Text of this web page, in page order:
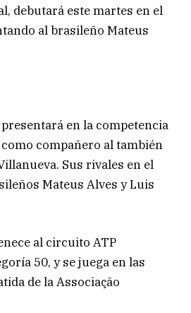
debutará este martes en el
al brasileño Mateus
en la competencia
compañero al también
Sus rivales en el
Mateus Alves y Luis
al circuito ATP
50, y se juega en las
de la Associação